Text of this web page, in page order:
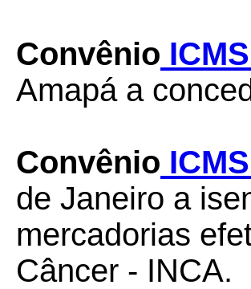
Convênio
Amapá a
Convênio
de Janeiro a
mercadorias
Câncer - INCA.